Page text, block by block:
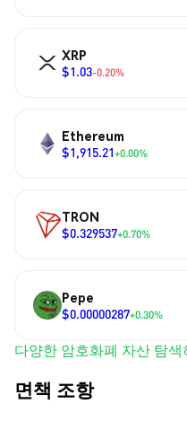
XRP
$1.03-0.20%
Ethereum
$1,915.21+0.00%
TRON
$0.329537+0.70%
Pepe
$0.00000287+0.30%
다양한 암호화폐 자산 탐색
면책 조항